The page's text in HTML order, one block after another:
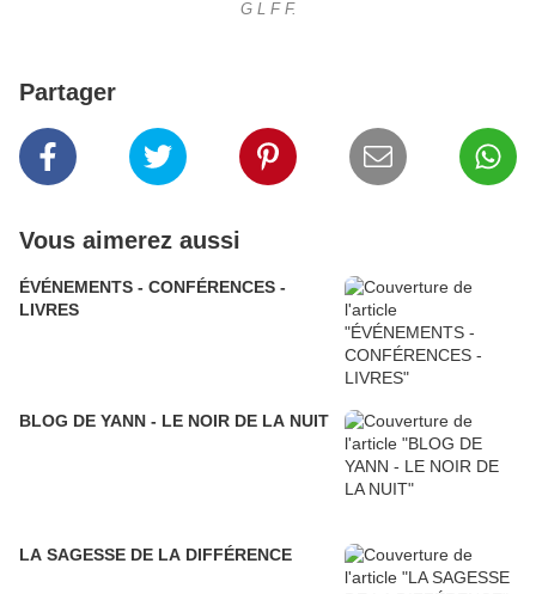
G L F F.
Partager
Vous aimerez aussi
ÉVÉNEMENTS - CONFÉRENCES -
LIVRES
BLOG DE YANN - LE NOIR DE LA NUIT
LA SAGESSE DE LA DIFFÉRENCE